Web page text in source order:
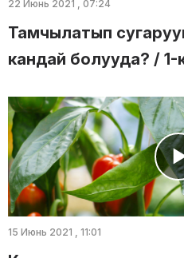
22 Июнь 2021 , 07:24
Тамчылатып
кандай болууда? / 1-
15 Июнь 2021 , 11:01